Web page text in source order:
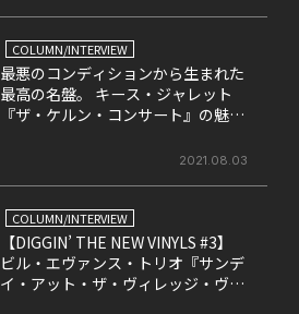
COLUMN/INTERVIEW
最悪のコンディションから生まれた
最高の名盤。 キース・ジャレット
『ザ・ケルン・コンサート』の魅力
2021.08.03
COLUMN/INTERVIEW
【DIGGIN’ THE NEW VINYLS #3】
ビル・エヴァンス・トリオ『サンデ
イ・アット・ザ・ヴィレッジ・ヴァ